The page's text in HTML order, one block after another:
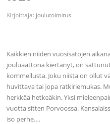
Kirjoittaja: joulutoimitus
Kaikkien niiden vuosisatojen
jouluaattona kiertänyt, on
kommellusta. Joku niistä on ollut
huvittava tai jopa ratkiriemukas.
herkkää hetkeäkin. Yksi
vuotta sitten Porvoossa.
iso perhe….